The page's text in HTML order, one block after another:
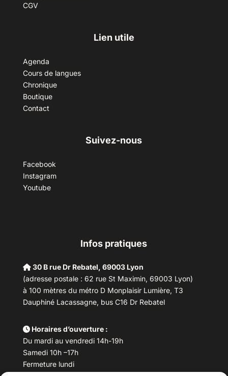
CGV
Lien utile
Agenda
Cours de langues
Chronique
Boutique
Contact
Suivez-nous
Facebook
Instagram
Youtube
Infos pratiques
30 B rue Dr Rebatel, 69003 Lyon
(adresse postale : 62 rue St Maximin, 69003 Lyon)
à 100 mètres du métro D Monplaisir Lumière, T3
Dauphiné Lacassagne, bus C16 Dr Rebatel
Horaires d’ouverture :
Du mardi au vendredi 14h-19h
Samedi 10h –17h
Fermeture lundi